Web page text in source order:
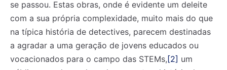
se passou. Estas obras, onde é evidente um deleite
com a sua própria complexidade, muito mais do que
na típica história de detectives, parecem destinadas
a agradar a uma geração de jovens educados ou
vocacionados para o campo das STEMs,[2] um